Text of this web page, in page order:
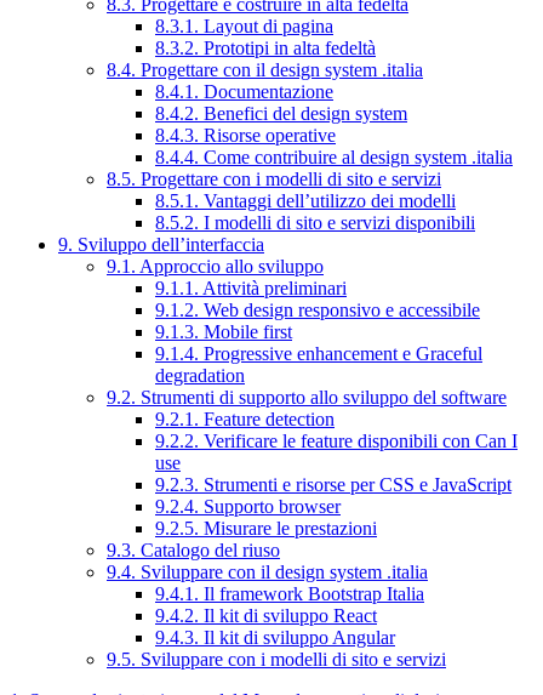
8.3.1. Layout di pagina
8.3.2. Prototipi in alta fedeltà
8.4. Progettare con il design system .italia
8.4.1. Documentazione
8.4.2. Benefici del design system
8.4.3. Risorse operative
8.4.4. Come contribuire al design system .italia
8.5. Progettare con i modelli di sito e servizi
8.5.1. Vantaggi dell’utilizzo dei modelli
8.5.2. I modelli di sito e servizi disponibili
9. Sviluppo dell’interfaccia
9.1. Approccio allo sviluppo
9.1.1. Attività preliminari
9.1.2. Web design responsivo e accessibile
9.1.3. Mobile first
9.1.4. Progressive enhancement e Graceful
degradation
9.2. Strumenti di supporto allo sviluppo del software
9.2.1. Feature detection
9.2.2. Verificare le feature disponibili con Can I
use
9.2.3. Strumenti e risorse per CSS e JavaScript
9.2.4. Supporto browser
9.2.5. Misurare le prestazioni
9.3. Catalogo del riuso
9.4. Sviluppare con il design system .italia
9.4.1. Il framework Bootstrap Italia
9.4.2. Il kit di sviluppo React
9.4.3. Il kit di sviluppo Angular
9.5. Sviluppare con i modelli di sito e servizi